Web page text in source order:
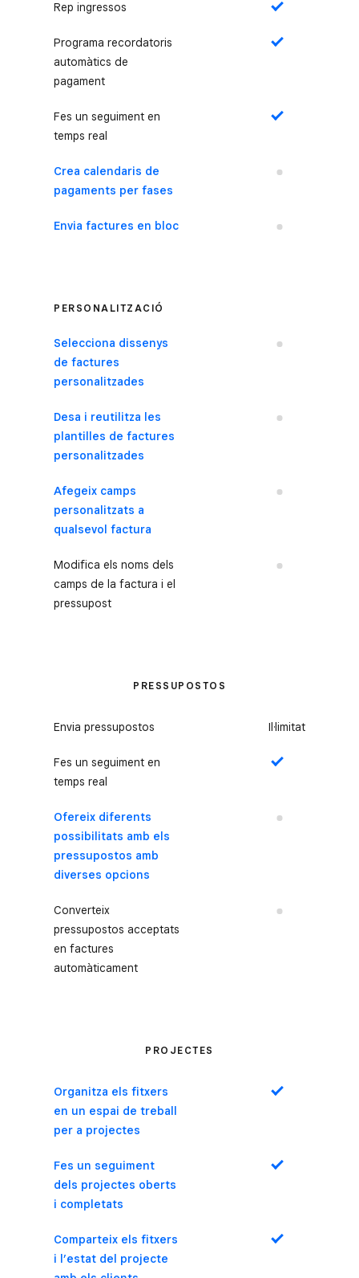
Rep ingressos Sí
Programa recordatoris
automàtics de
pagament
Sí
Fes un seguiment en
temps real
Sí
Crea calendaris de
pagaments per fases
No
Envia factures en bloc No
PERSONALITZACIÓ
Selecciona dissenys
de factures
personalitzades
No
Desa i reutilitza les
plantilles de factures
personalitzades
No
Afegeix camps
personalitzats a
qualsevol factura
No
Modifica els noms dels
camps de la factura i el
pressupost
No
PRESSUPOSTOS
Envia pressupostos Il·limitat
Fes un seguiment en
temps real
Sí
Ofereix diferents
possibilitats amb els
pressupostos amb
diverses opcions
No
Converteix
pressupostos acceptats
en factures
automàticament
No
PROJECTES
Organitza els fitxers
en un espai de treball
per a projectes
Sí
Fes un seguiment
dels projectes oberts
i completats
Sí
Comparteix els fitxers
i l’estat del projecte
Sí